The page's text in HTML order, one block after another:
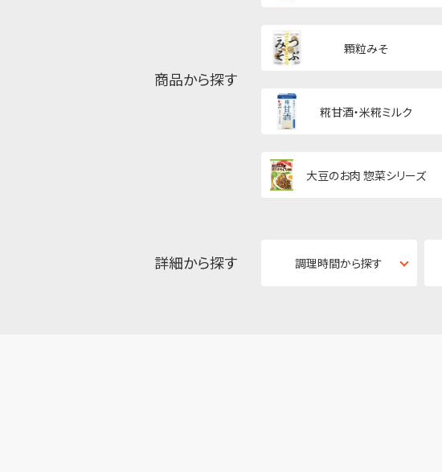
商品から探す
顆粒みそ
糀甘酒・米糀ミルク
大豆のお肉 惣菜シリーズ
詳細から探す 調理時間から探す